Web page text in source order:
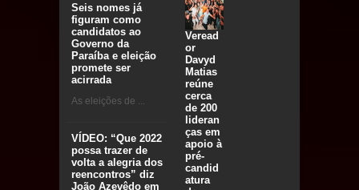
Seis nomes já
figuram como
candidatos ao
Governo da
Paraíba e eleição
promete ser
acirrada
As eleições de ...
VÍDEO: “Que 2022
possa trazer de
volta a alegria dos
reencontros” diz
João Azevêdo em
Veread
or
Davyd
Matias
reúne
cerca
de 200
lideran
ças em
apoio à
pré-
candid
atura